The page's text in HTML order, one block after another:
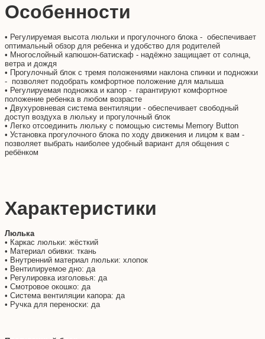
Особенности
• Регулируемая высота люльки и прогулочного блока - обеспечивает
оптимальный обзор для ребенка и удобство для родителей
• Многослойный капюшон-батискаф - надёжно защищает от солнца,
ветра и дождя
• Прогулочный блок с тремя положениями наклона спинки и подножки
- позволяет подобрать комфортное положение для малыша
• Регулируемая подножка и капор - гарантируют комфортное
положение ребенка в любом возрасте
• Двухуровневая система вентиляции - обеспечивает свободный
доступ воздуха в люльку и прогулочный блок
• Легко отсоединить люльку с помощью системы Memory Button
• Установка прогулочного блока по ходу движения и лицом к вам -
позволяет выбрать наиболее удобный вариант для общения с
ребёнком
Характеристики
Люлька
• Каркас люльки: жёсткий
• Материал обивки: ткань
• Внутренний материал люльки: хлопок
• Вентилируемое дно: да
• Регулировка изголовья: да
• Смотровое окошко: да
• Система вентиляции капора: да
• Ручка для переноски: да